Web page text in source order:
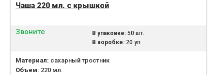
Чаша 220 мл. с крышкой
Звоните В упаковке:50 шт.
В коробке:20 уп.
Материал: сахарный тростник
Объем: 220 мл.